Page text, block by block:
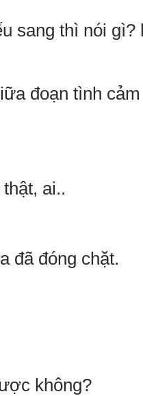
sang thì nói gì?
đoạn tình
ai..
đã đóng chặt.
không?